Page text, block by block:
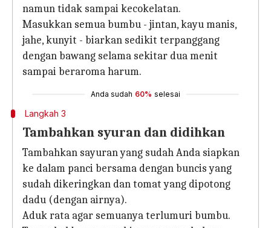
namun tidak sampai kecokelatan.
Masukkan semua bumbu - jintan, kayu manis,
jahe, kunyit - biarkan sedikit terpanggang
dengan bawang selama sekitar dua menit
sampai beraroma harum.
Anda sudah 60% selesai
Langkah 3
Tambahkan syuran dan didihkan
Tambahkan sayuran yang sudah Anda siapkan
ke dalam panci bersama dengan buncis yang
sudah dikeringkan dan tomat yang dipotong
dadu (dengan airnya).
Aduk rata agar semuanya terlumuri bumbu.